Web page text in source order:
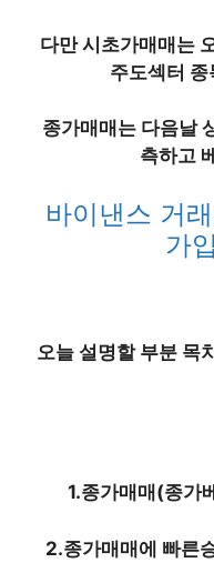
다만 시초가매매는
주도섹터
종가매매는 다음날
측하고
바이낸스 거
가
오늘 설명할 부분 목
1.종가매매(종가
2.종가매매에 빠른